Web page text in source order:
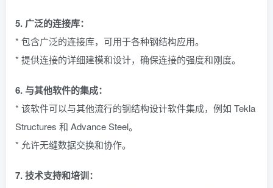
5. 广泛的连接库：
* 包含广泛的连接库，可用于各种钢结构应用。
* 提供连接的详细建模和设计，确保连接的强度和刚度。
6. 与其他软件的集成：
* 该软件可以与其他流行的钢结构设计软件集成，例如 Tekla
Structures 和 Advance Steel。
* 允许无缝数据交换和协作。
7. 技术支持和培训：